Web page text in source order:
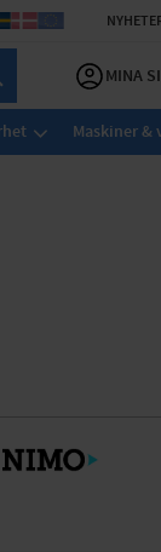
MINA
Maskiner &